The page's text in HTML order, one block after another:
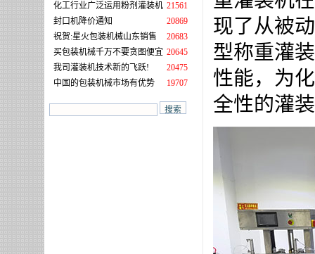
化工行业广泛运用粉剂灌装机 21561
封口机降价通知
20869
祝贺:星火包装机械山东销售
20683
买包装机械千万不要贪图便宜 20645
我司灌装机技术新的飞跃!
20475
中国的包装机械市场有优势
19707
现了从被
型称重灌
性能，为
全性的灌